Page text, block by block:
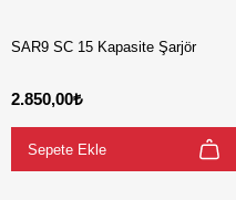
SAR9 SC 15 Kapasite Şarjör
2.850,00₺
Sepete Ekle